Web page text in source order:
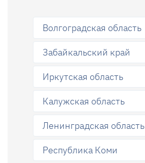
Волгоградская область
Забайкальский край
Иркутская область
Калужская область
Ленинградская область
Республика Коми